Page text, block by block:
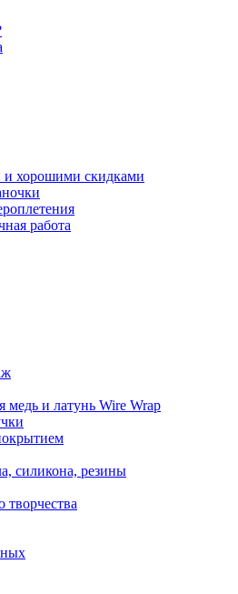
и хорошими скидками
работа
медь и латунь Wire Wrap
силикона, резины
творчества